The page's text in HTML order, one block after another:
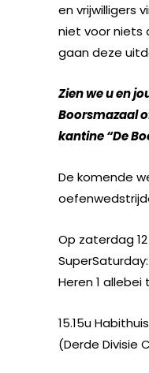
en vrijwilligers
niet voor niets
gaan deze
Zien we u en
Boorsmazaal
kantine “De
De komende
Op zaterdag
Heren 1 allebei
15.15u
(Derde Divisie